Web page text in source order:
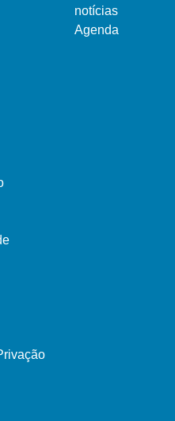
notícias
Agenda